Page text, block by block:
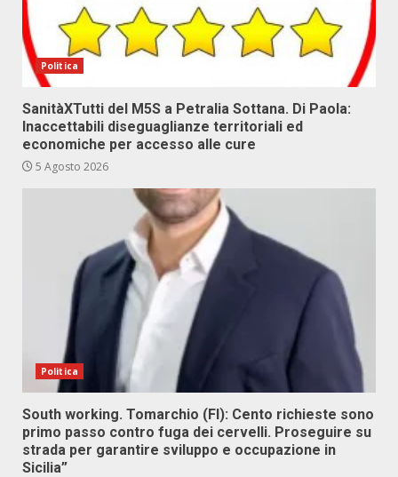
Politica
SanitàXTutti del M5S a Petralia Sottana. Di Paola:
Inaccettabili diseguaglianze territoriali ed
economiche per accesso alle cure
5 Agosto 2026
Politica
South working. Tomarchio (FI): Cento richieste sono
primo passo contro fuga dei cervelli. Proseguire su
strada per garantire sviluppo e occupazione in
Sicilia”